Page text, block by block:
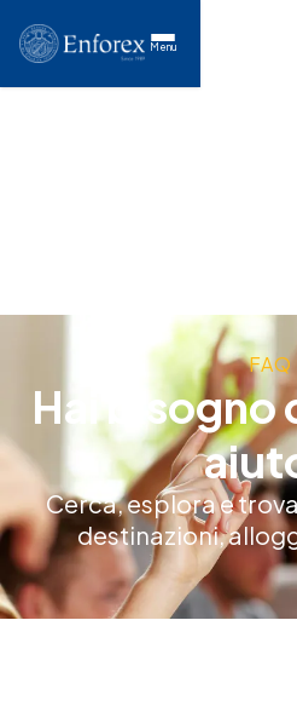
Menu
FAQ
Hai bisogno
Cerca, esplora e
destinazioni,